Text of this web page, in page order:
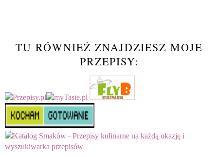
TU RÓWNIEŻ ZNAJDZIESZ MOJE
PRZEPISY: